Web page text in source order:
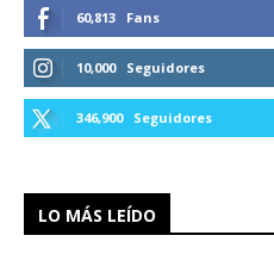
60,813 Fans
10,000 Seguidores
346,900 Seguidores
LO MÁS LEÍDO